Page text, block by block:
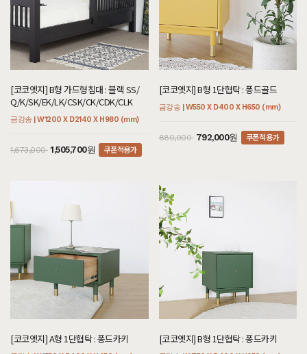
[코코엣지] B형 가드형침대 : 블랙 SS/
Q/K/SK/EK/LK/CSK/CK/CDK/CLK
금강송 | W1200 X D2140 X H980 (mm)
1,673,000 1,505,700원 쿠폰적용가
[코코엣지] B형 1단협탁 : 퐁드골드
금강송 | W550 X D400 X H650 (mm)
880,000 792,000원 쿠폰적용가
[코코엣지] A형 1단협탁 : 퐁드카키 [코코엣지] B형 1단협탁 : 퐁드카키